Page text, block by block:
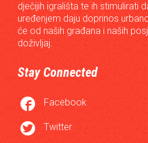
dječijih igrališta te ih stimulirati
uređenjem daju doprinos
će od naših građana i naših
doživljaj.
Stay Connected
 Facebook
 Twitter